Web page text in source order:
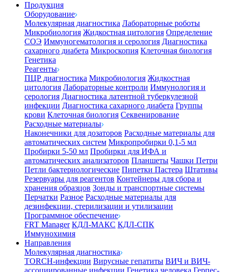
Продукция
Оборудование
Молекулярная диагностика Лабораторные роботы
Микробиология Жидкостная цитология Определение
СОЭ Иммуногематология и серология Диагностика
сахарного диабета Микроскопия Клеточная биология
Генетика
Реагенты
ПЦР диагностика Микробиология Жидкостная
цитология Лабораторные контроли Иммунология и
серология Диагностика латентной туберкулезной
инфекции Диагностика сахарного диабета Группы
крови Клеточная биология Секвенирование
Расходные материалы
Наконечники для дозаторов Расходные материалы для
автоматических систем Микропробирки 0,1-5 мл
Пробирки 5-50 мл Пробирки для ИФА и
автоматических анализаторов Планшеты Чашки Петри
Петли бактериологические Пипетки Пастера Штативы
Резервуары для реагентов Контейнеры для сбора и
хранения образцов Зонды и транспортные системы
Перчатки Разное Расходные материалы для
дезинфекции, стерилизации и утилизации
Программное обеспечение
FRT Manager КДЛ-МАКС КДЛ-СПК
Иммунохимия
Направления
Молекулярная диагностика
TORCH-инфекции Вирусные гепатиты ВИЧ и ВИЧ-
ассоциированные инфекции Генетика человека Герпес-